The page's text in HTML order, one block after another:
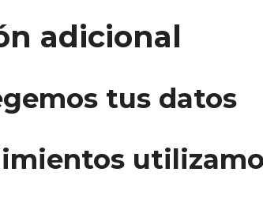
adicional
tus datos